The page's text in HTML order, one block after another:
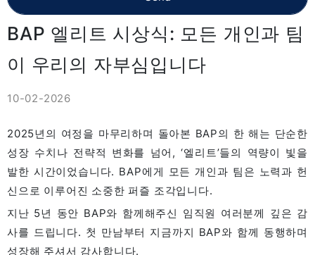
BAP 엘리트 시상식: 모든 개인과 팀
이 우리의 자부심입니다
10-02-2026
2025년의 여정을 마무리하며 돌아본 BAP의 한 해는 단순한
성장 수치나 전략적 변화를 넘어, ‘엘리트’들의 역량이 빛을
발한 시간이었습니다. BAP에게 모든 개인과 팀은 노력과 헌
신으로 이루어진 소중한 퍼즐 조각입니다.
지난 5년 동안 BAP와 함께해주신 임직원 여러분께 깊은 감
사를 드립니다. 첫 만남부터 지금까지 BAP와 함께 동행하며
성장해 주셔서 감사합니다.